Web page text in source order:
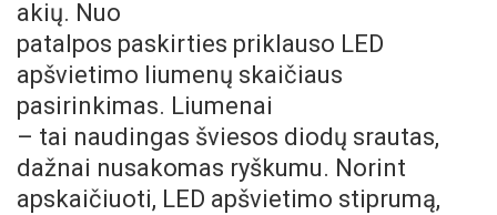
akių. Nuo
patalpos paskirties priklauso LED
apšvietimo liumenų skaičiaus
pasirinkimas. Liumenai
– tai naudingas šviesos diodų srautas,
dažnai nusakomas ryškumu. Norint
apskaičiuoti, LED apšvietimo stiprumą,